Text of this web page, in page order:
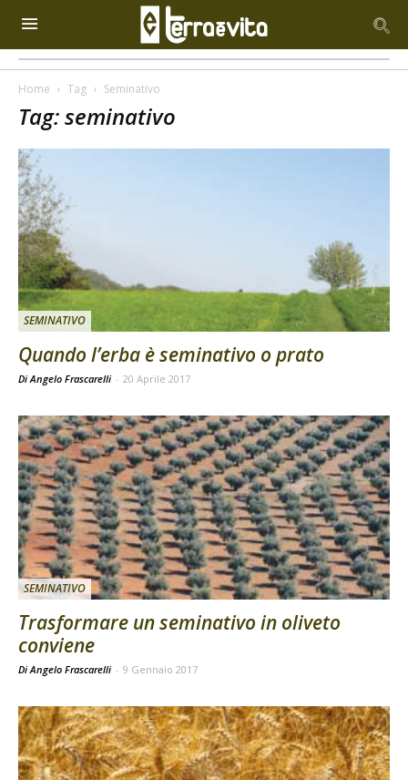
Home Tag Seminativo
Tag: seminativo
SEMINATIVO
Quando l’erba è seminativo o prato
Di Angelo Frascarelli - 20 Aprile 2017
SEMINATIVO
Trasformare un seminativo in oliveto
conviene
Di Angelo Frascarelli - 9 Gennaio 2017